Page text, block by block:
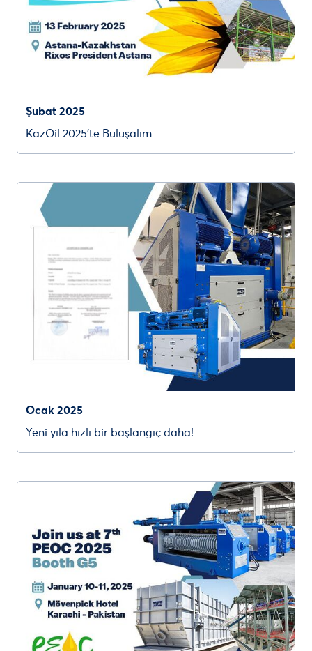
Şubat 2025
KazOil 2025’te Buluşalım
Ocak 2025
Yeni yıla hızlı bir başlangıç daha!